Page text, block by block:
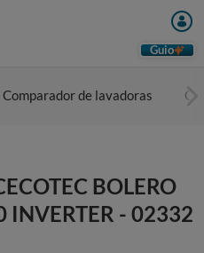
Guio
Comparador de lavadoras
BOLERO
INVERTER - 02332